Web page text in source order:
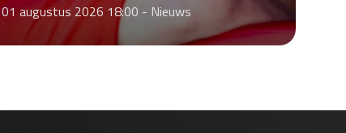
01 augustus 2026 18:00 - Nieuws